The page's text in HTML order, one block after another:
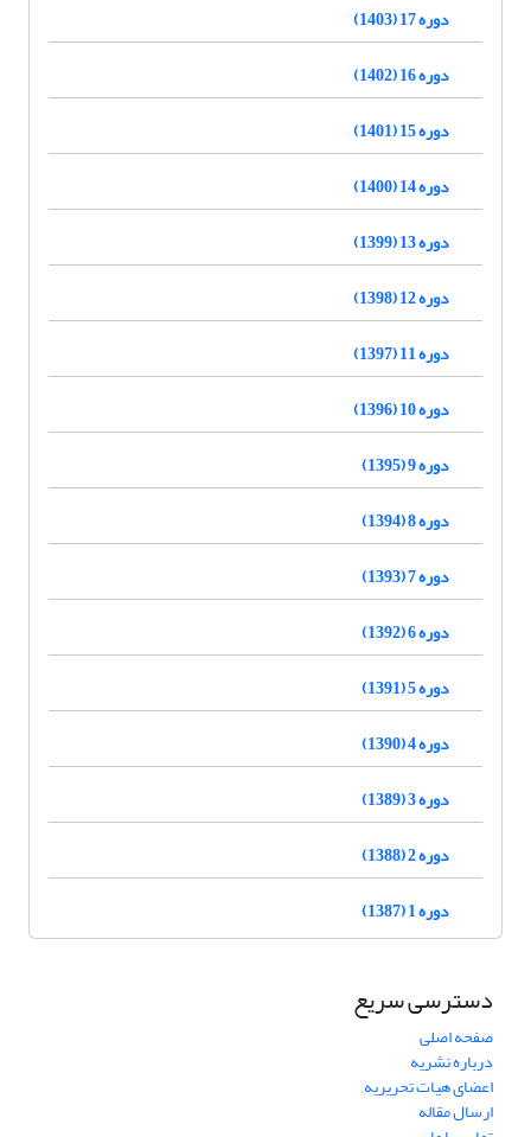
دوره 17 (1403)
دوره 16 (1402)
دوره 15 (1401)
دوره 14 (1400)
دوره 13 (1399)
دوره 12 (1398)
دوره 11 (1397)
دوره 10 (1396)
دوره 9 (1395)
دوره 8 (1394)
دوره 7 (1393)
دوره 6 (1392)
دوره 5 (1391)
دوره 4 (1390)
دوره 3 (1389)
دوره 2 (1388)
دوره 1 (1387)
دسترسی سریع
صفحه اصلی
درباره نشریه
اعضای هیات تحریریه
ارسال مقاله